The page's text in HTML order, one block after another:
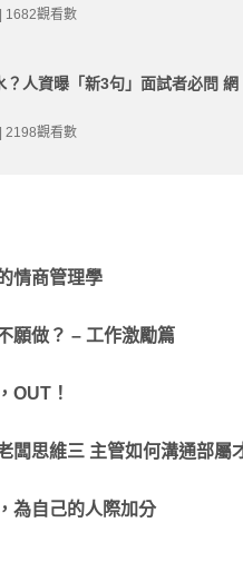
1682觀看數
？人資曝「新3句」面試者必問 網
2198觀看數
情商管理學
願做？ – 工作激勵篇
OUT！
闆思維三 主管如何溝通部屬
為自己的人際加分